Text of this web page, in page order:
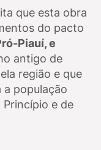
que esta obra
do pacto
Piauí, e
antigo de
região e que
a população
Princípio e de